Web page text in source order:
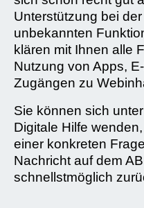
Unterstützung bei
unbekannten
klären mit Ihnen alle
Nutzung von Apps,
Zugängen zu
Sie können sich unter
Digitale Hilfe
einer konkreten
Nachricht auf dem
schnellstmöglich